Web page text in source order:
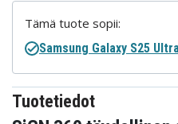
Tuotetiedot
Tämä tuote sopii:
Samsung Galaxy S25